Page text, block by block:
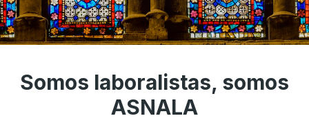
Somos laboralistas, somos
ASNALA